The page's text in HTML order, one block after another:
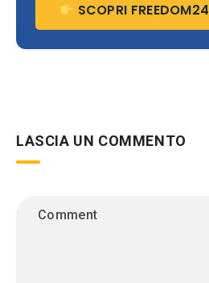
SCOPRI FREEDOM24
LASCIA UN COMMENTO